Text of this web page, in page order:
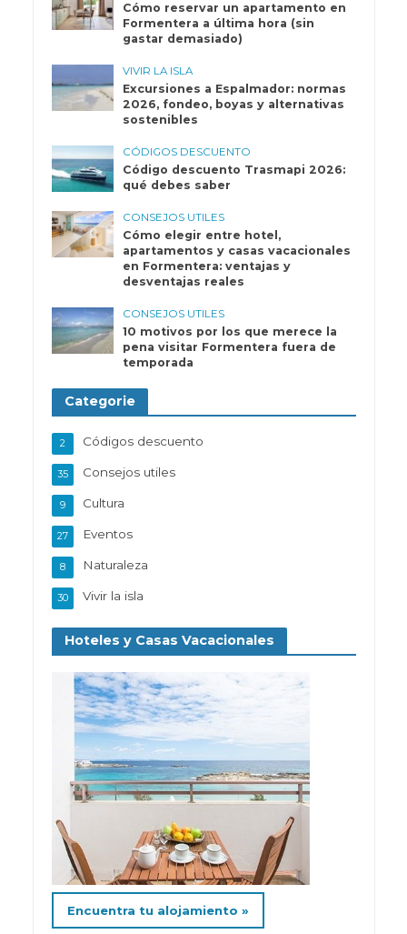
Cómo reservar un apartamento en
Formentera a última hora (sin
gastar demasiado)
VIVIR LA ISLA
Excursiones a Espalmador: normas
2026, fondeo, boyas y alternativas
sostenibles
CÓDIGOS DESCUENTO
Código descuento Trasmapi 2026:
qué debes saber
CONSEJOS UTILES
Cómo elegir entre hotel,
apartamentos y casas vacacionales
en Formentera: ventajas y
desventajas reales
CONSEJOS UTILES
10 motivos por los que merece la
pena visitar Formentera fuera de
temporada
Categorie
Códigos descuento
2
Consejos utiles
35
Cultura
9
Eventos
27
Naturaleza
8
Vivir la isla
30
Hoteles y Casas Vacacionales
Encuentra tu alojamiento »